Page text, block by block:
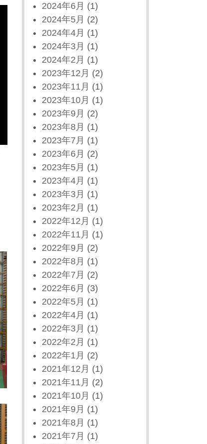
2024年6月 (1)
2024年5月 (2)
2024年4月 (1)
2024年3月 (1)
2024年2月 (1)
2023年12月 (2)
2023年11月 (1)
2023年10月 (1)
2023年9月 (2)
2023年8月 (1)
2023年7月 (1)
2023年6月 (2)
2023年5月 (1)
2023年4月 (1)
2023年3月 (1)
2023年2月 (1)
2022年12月 (1)
2022年11月 (1)
2022年9月 (2)
2022年8月 (1)
2022年7月 (2)
2022年6月 (3)
2022年5月 (1)
2022年4月 (1)
2022年3月 (1)
2022年2月 (1)
2022年1月 (2)
2021年12月 (1)
2021年11月 (2)
2021年10月 (1)
2021年9月 (1)
2021年8月 (1)
2021年7月 (1)